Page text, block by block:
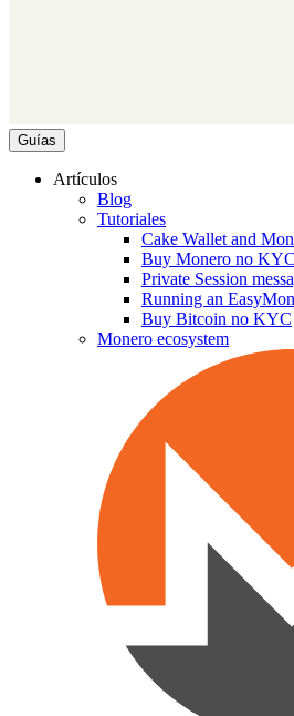
Guías
Artículos
Blog
Tutoriales
Cake Wallet and
Buy Monero no KYC
Private Session
Running an
Buy Bitcoin no KYC
Monero ecosystem